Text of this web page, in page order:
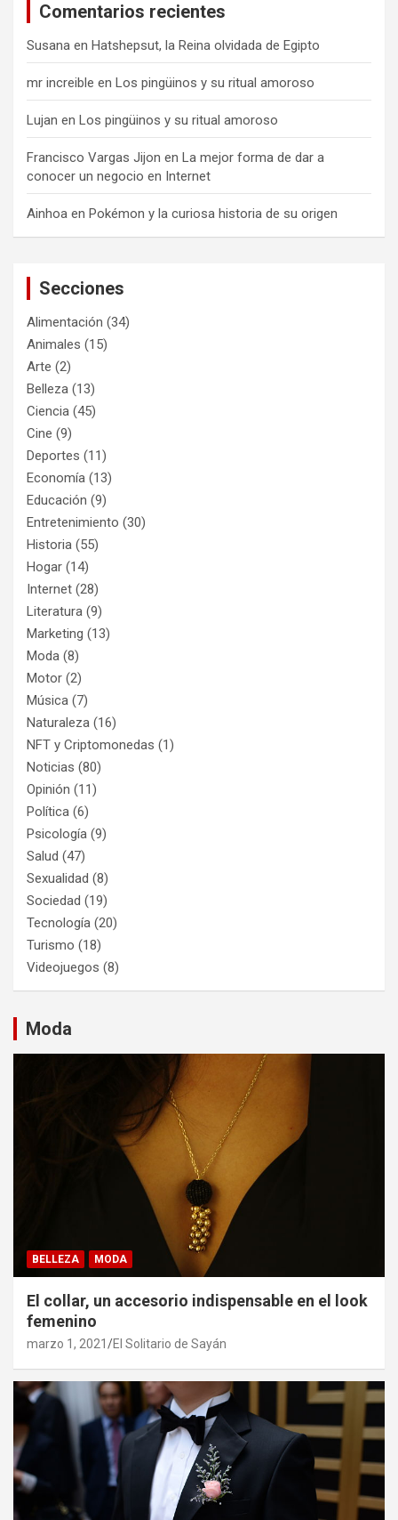
Comentarios recientes
Susana en Hatshepsut, la Reina olvidada de Egipto
mr increible en Los pingüinos y su ritual amoroso
Lujan en Los pingüinos y su ritual amoroso
Francisco Vargas Jijon en La mejor forma de dar a
conocer un negocio en Internet
Ainhoa en Pokémon y la curiosa historia de su origen
Secciones
Alimentación (34)
Animales (15)
Arte (2)
Belleza (13)
Ciencia (45)
Cine (9)
Deportes (11)
Economía (13)
Educación (9)
Entretenimiento (30)
Historia (55)
Hogar (14)
Internet (28)
Literatura (9)
Marketing (13)
Moda (8)
Motor (2)
Música (7)
Naturaleza (16)
NFT y Criptomonedas (1)
Noticias (80)
Opinión (11)
Política (6)
Psicología (9)
Salud (47)
Sexualidad (8)
Sociedad (19)
Tecnología (20)
Turismo (18)
Videojuegos (8)
Moda
BELLEZA MODA
El collar, un accesorio indispensable en el look
femenino
marzo 1, 2021 El Solitario de Sayán